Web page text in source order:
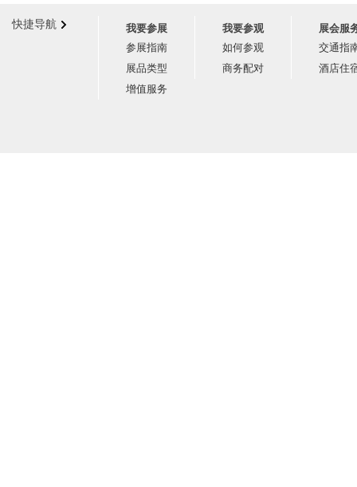
快捷导航
我要参展
参展指南
展品类型
增值服务
我要参观
如何参观
商务配对
展会服
交通指
酒店住